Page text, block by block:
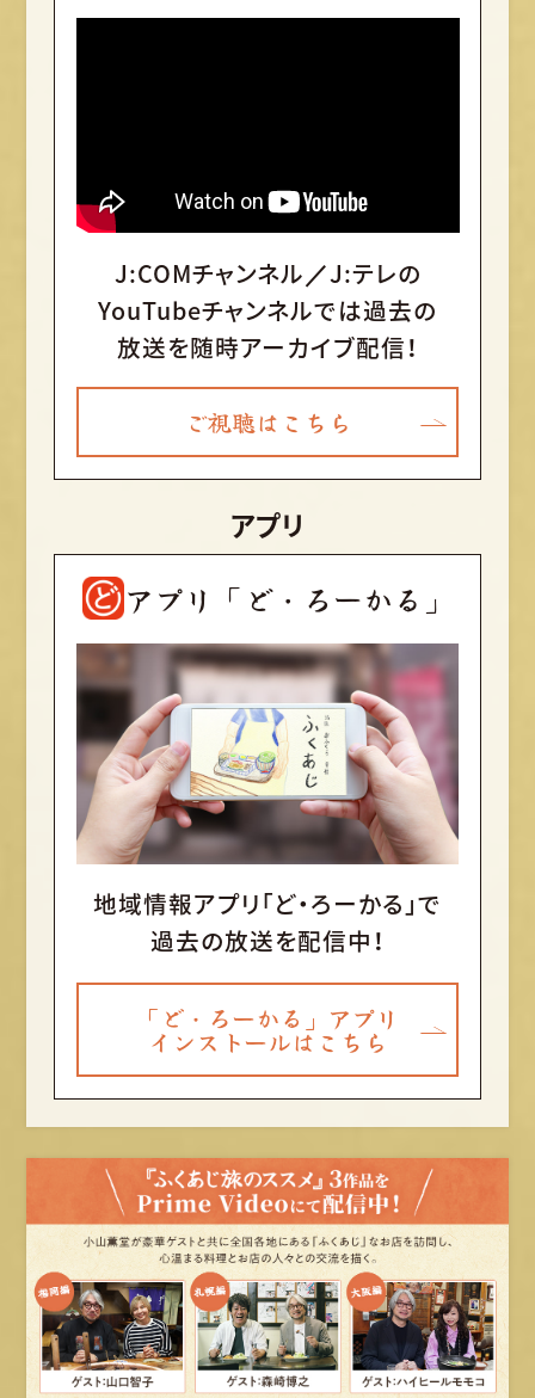
J:COMチャンネル／J:テレの
YouTubeチャンネルでは過去の
放送を随時アーカイブ配信！
ご視聴はこちら
アプリ
アプリ「ど・ろーかる」
地域情報アプリ「ど・ろーかる」で
過去の放送を配信中！
「ど・ろーかる」アプリ
インストールはこちら